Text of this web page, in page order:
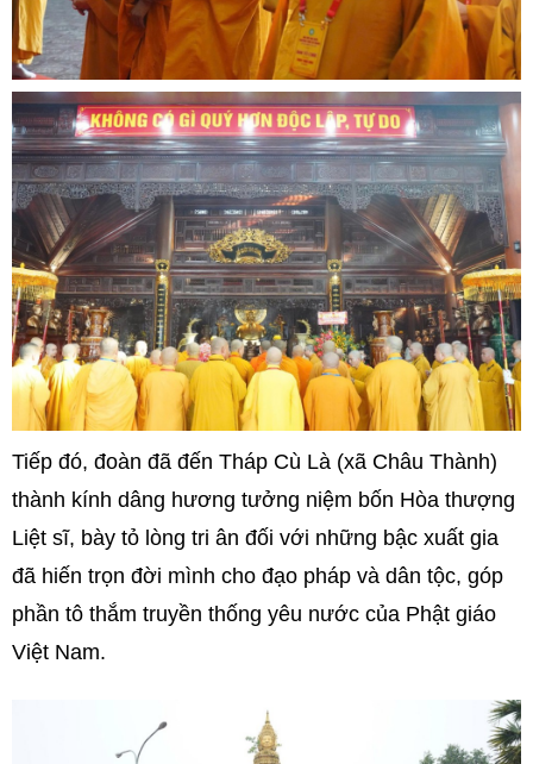
Tiếp đó, đoàn đã đến Tháp Cù Là (xã Châu Thành)
thành kính dâng hương tưởng niệm bốn Hòa thượng
Liệt sĩ, bày tỏ lòng tri ân đối với những bậc xuất gia
đã hiến trọn đời mình cho đạo pháp và dân tộc, góp
phần tô thắm truyền thống yêu nước của Phật giáo
Việt Nam.